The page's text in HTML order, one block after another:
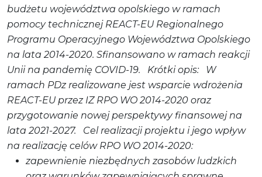
budżetu województwa opolskiego w ramach
pomocy technicznej REACT-EU Regionalnego
Programu Operacyjnego Województwa Opolskiego
na lata 2014-2020. Sfinansowano w ramach reakcji
Unii na pandemię COVID-19.
Krótki opis:
W
ramach PDz realizowane jest wsparcie wdrożenia
REACT-EU przez IZ RPO WO 2014-2020 oraz
przygotowanie nowej perspektywy finansowej na
lata 2021-2027.
Cel realizacji projektu i jego wpływ
na realizację celów RPO WO 2014-2020:
zapewnienie niezbędnych zasobów ludzkich